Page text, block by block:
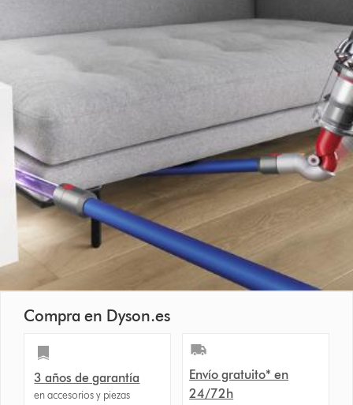
Compra en Dyson.es
3 años de garantía
en accesorios y piezas
Envío gratuito* en
24/72h